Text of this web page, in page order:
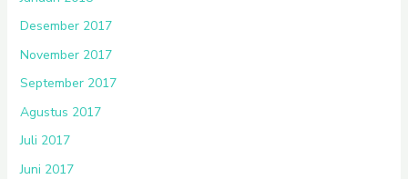
Desember 2017
November 2017
September 2017
Agustus 2017
Juli 2017
Juni 2017